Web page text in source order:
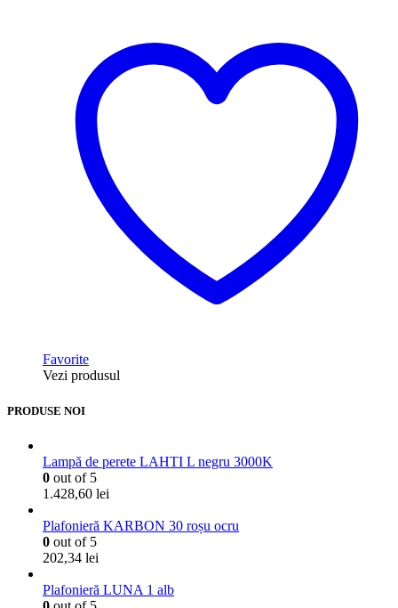
Favorite
Vezi produsul
PRODUSE NOI
Lampă de perete LAHTI L negru 3000K
0 out of 5
1.428,60 lei
Plafonieră KARBON 30 roșu ocru
0 out of 5
202,34 lei
Plafonieră LUNA 1 alb